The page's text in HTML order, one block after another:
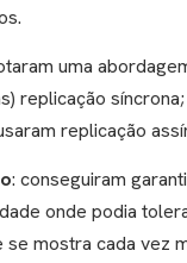
uma
replicação
replicação
: conseguiram
onde podia
se mostra cada vez